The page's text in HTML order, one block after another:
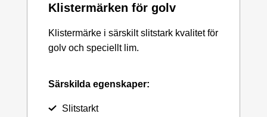
Klistermärken för golv
Klistermärke i särskilt slitstark kvalitet för
golv och speciellt lim.
Särskilda egenskaper:
Slitstarkt